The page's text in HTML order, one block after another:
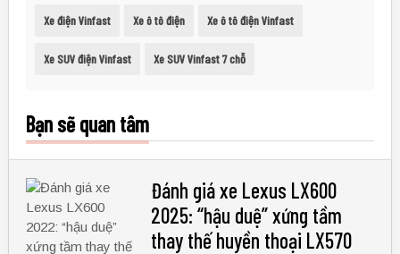
Xe điện Vinfast Xe ô tô điện Xe ô tô điện Vinfast
Xe SUV điện Vinfast Xe SUV Vinfast 7 chỗ
Bạn sẽ quan tâm
Đánh giá xe Lexus LX600
2025: “hậu duệ” xứng tầm
thay thế huyền thoại LX570